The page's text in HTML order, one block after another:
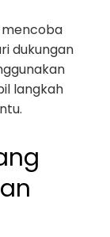
mencoba
dukungan
langkah